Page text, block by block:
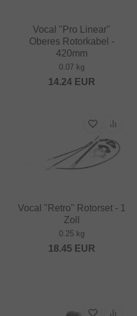
Vocal "Pro Linear"
Oberes Rotorkabel -
420mm
0.07 kg
14.24EUR
Vocal "Retro" Rotorset - 1
Zoll
0.25 kg
18.45 EUR